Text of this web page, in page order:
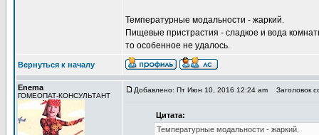
Температурные модальности - жаркий.
Пищевые пристрастия - сладкое и вода
то особенное не удалось.
Вернуться к началу
Enema
ГОМЕОПАТ-КОНСУЛЬТАНТ
Добавлено: Пт Июн 10, 2016 12:24 am Заголовок
Цитата:
Температурные модальности - жаркий.